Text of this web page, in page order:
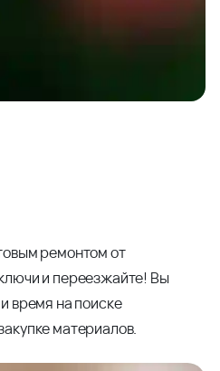
ремонтом от
и переезжайте! Вы
время на поиске
материалов.